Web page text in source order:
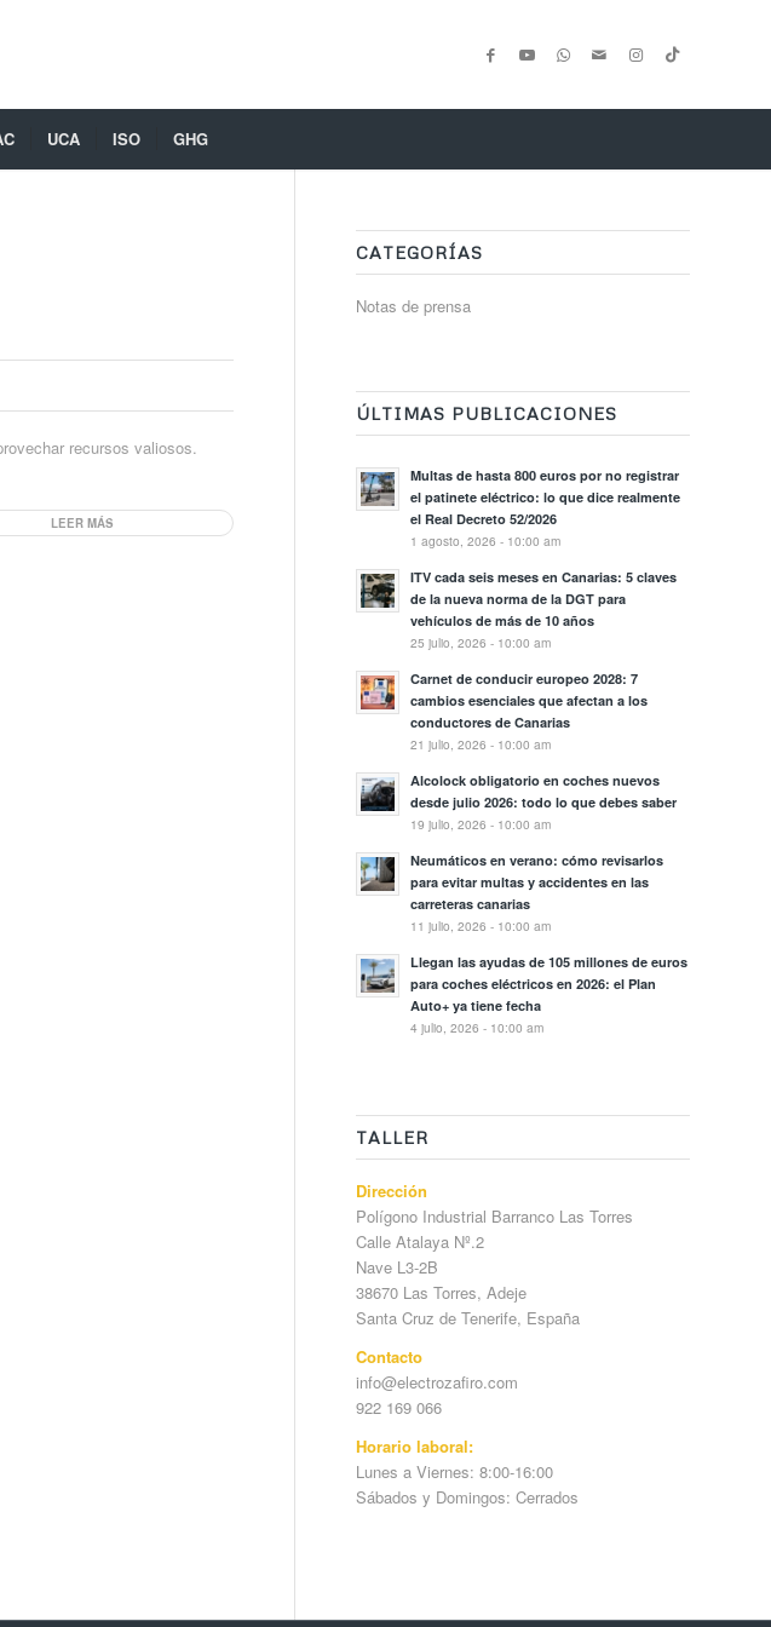
UCA ISO GHG
recursos valiosos.
LEER MÁS
CATEGORÍAS
Notas de prensa
ÚLTIMAS PUBLICACIONES
Multas de hasta 800 euros por no registrar
el patinete eléctrico: lo que dice realmente
el Real Decreto 52/2026
1 agosto, 2026 - 10:00 am
ITV cada seis meses en Canarias: 5 claves
de la nueva norma de la DGT para
vehículos de más de 10 años
25 julio, 2026 - 10:00 am
Carnet de conducir europeo 2028: 7
cambios esenciales que afectan a los
conductores de Canarias
21 julio, 2026 - 10:00 am
Alcolock obligatorio en coches nuevos
desde julio 2026: todo lo que debes saber
19 julio, 2026 - 10:00 am
Neumáticos en verano: cómo revisarlos
para evitar multas y accidentes en las
carreteras canarias
11 julio, 2026 - 10:00 am
Llegan las ayudas de 105 millones de euros
para coches eléctricos en 2026: el Plan
Auto+ ya tiene fecha
4 julio, 2026 - 10:00 am
TALLER
Dirección
Polígono Industrial Barranco Las Torres
Calle Atalaya Nº.2
Nave L3-2B
38670 Las Torres, Adeje
Santa Cruz de Tenerife, España
Contacto
info@electrozafiro.com
922 169 066
Horario laboral:
Lunes a Viernes: 8:00-16:00
Sábados y Domingos: Cerrados